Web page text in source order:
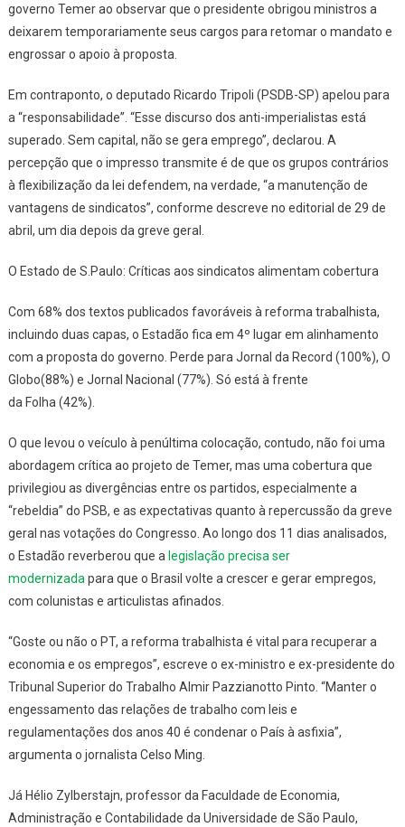
governo Temer ao observar que o presidente obrigou ministros a
deixarem temporariamente seus cargos para retomar o mandato e
engrossar o apoio à proposta.
Em contraponto, o deputado Ricardo Tripoli (PSDB-SP) apelou para
a “responsabilidade”. “Esse discurso dos anti-imperialistas está
superado. Sem capital, não se gera emprego”, declarou. A
percepção que o impresso transmite é de que os grupos contrários
à flexibilização da lei defendem, na verdade, “a manutenção de
vantagens de sindicatos”, conforme descreve no editorial de 29 de
abril, um dia depois da greve geral.
O Estado de S.Paulo: Críticas aos sindicatos alimentam cobertura
Com 68% dos textos publicados favoráveis à reforma trabalhista,
incluindo duas capas, o Estadão fica em 4º lugar em alinhamento
com a proposta do governo. Perde para Jornal da Record (100%), O
Globo(88%) e Jornal Nacional (77%). Só está à frente
da Folha (42%).
O que levou o veículo à penúltima colocação, contudo, não foi uma
abordagem crítica ao projeto de Temer, mas uma cobertura que
privilegiou as divergências entre os partidos, especialmente a
“rebeldia” do PSB, e as expectativas quanto à repercussão da greve
geral nas votações do Congresso. Ao longo dos 11 dias analisados,
o Estadão reverberou que a legislação precisa ser
modernizada para que o Brasil volte a crescer e gerar empregos,
com colunistas e articulistas afinados.
“Goste ou não o PT, a reforma trabalhista é vital para recuperar a
economia e os empregos”, escreve o ex-ministro e ex-presidente do
Tribunal Superior do Trabalho Almir Pazzianotto Pinto. “Manter o
engessamento das relações de trabalho com leis e
regulamentações dos anos 40 é condenar o País à asfixia”,
argumenta o jornalista Celso Ming.
Já Hélio Zylberstajn, professor da Faculdade de Economia,
Administração e Contabilidade da Universidade de São Paulo,